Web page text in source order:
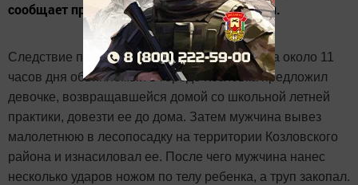
сообщает пресс-служба СУ СКР по Чувашии.
Следствие полагает, что 12 августа 2014 года около 11
часов дня обвиняемый в городе Козловка предложил
девочке, возвращавшейся домой со школьной летней
практики, довезти ее до дома. Затем мужчина вывез
малолетнюю в лесопосадку на территории Козловского
района и изнасиловал ее. После чего мужчина нанес
несколько ударов ножом по телу ребенка, а труп закопал.